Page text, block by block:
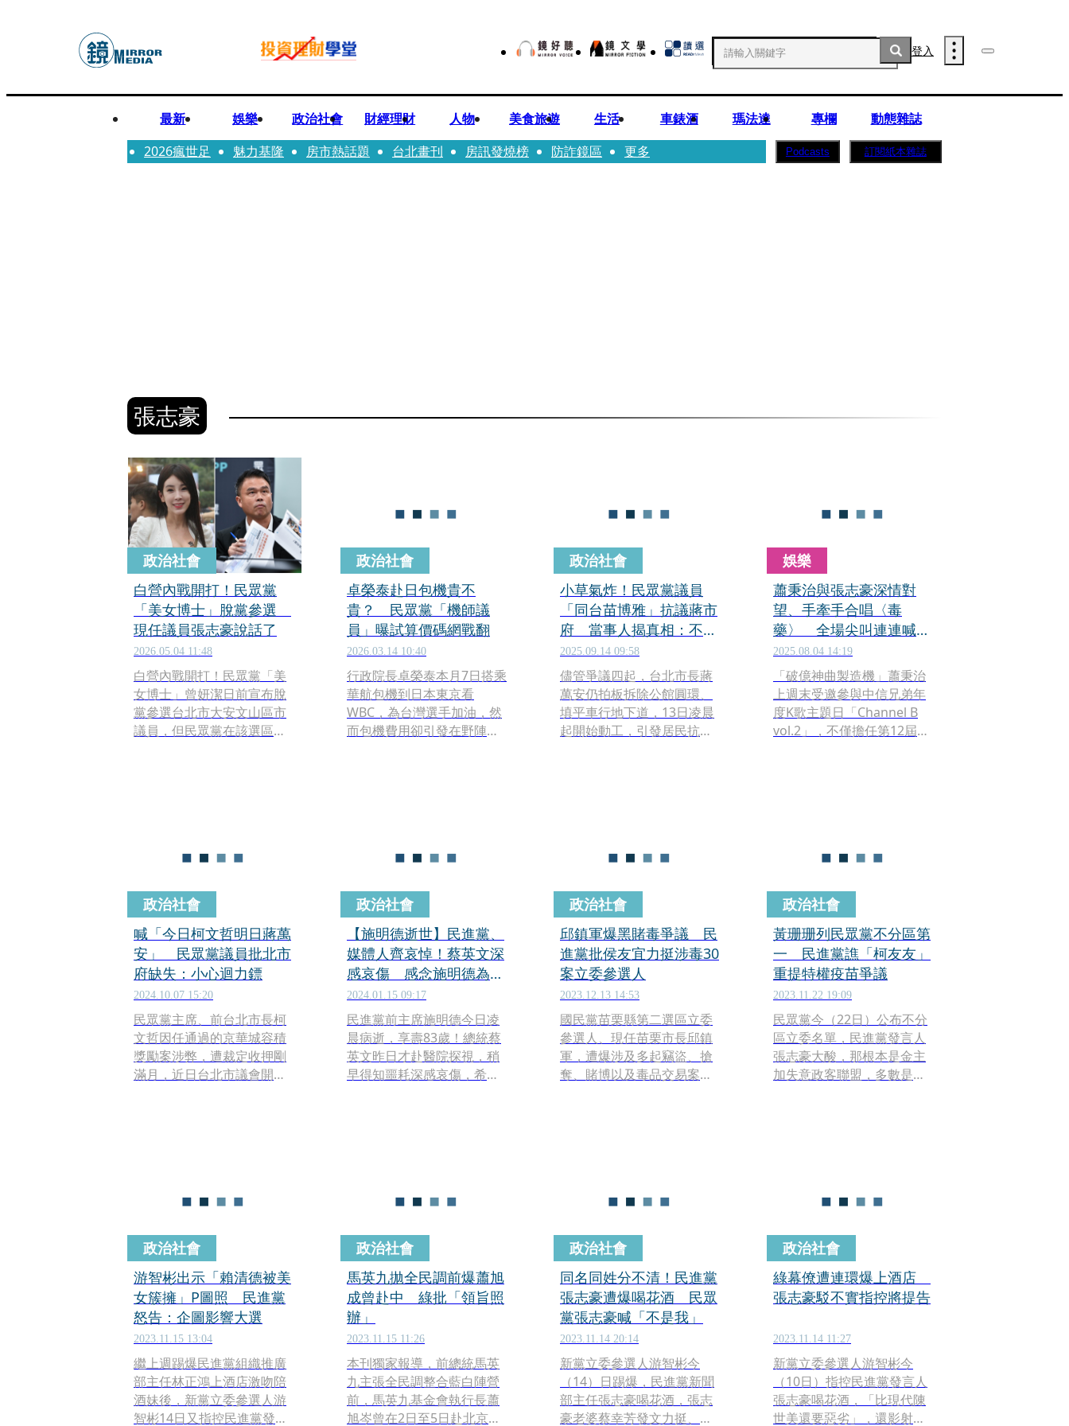
登入
最新 娛樂 政治社會 財經理財 人物 美食旅遊 生活 車錶酒 瑪法達 專欄
動態雜誌
2026瘋世足
魅力基隆 房市熱話題 台北畫刊 房訊發燒榜 防詐鏡區 更多 Podcasts 訂閱紙本雜誌
張志豪
政治社會
白營內戰開打！民眾黨
「美女博士」脫黨參選
現任議員張志豪說話了
2026.05.04 11:48
白營內戰開打！民眾黨「美
女博士」曾妍潔日前宣布脫
黨參選台北市大安文山區市
議員，但民眾黨在該選區已
區唯一提名人選。
政治社會
卓榮泰赴日包機貴不
貴？ 民眾黨「機師議
員」曝試算價碼網戰翻
2026.03.14 10:40
行政院長卓榮泰本月7日搭乘
華航包機到日本東京看
WBC，為台灣選手加油，然
而包機費用卻引發在野陣營
價錢，稱合理價錢應該要519
政治社會
小草氣炸！民眾黨議員
「同台苗博雅」抗議蔣市
府 當事人揭真相：不認
同請指教
2025.09.14 09:58
儘管爭議四起，台北市長蔣
萬安仍拍板拆除公館圓環、
填平車行地下道，13日凌晨
起開始動工，引發居民抗議
立場相左的苗博雅同台，張
娛樂
蕭秉治與張志豪深情對
望、手牽手合唱〈毒
藥〉 全場尖叫連連喊
「在一起」
2025.08.04 14:19
「破億神曲製造機」蕭秉治
上週末受邀參與中信兄弟年
度K歌主題日「Channel B
vol.2」，不僅擔任第12屆
政治社會
喊「今日柯文哲明日蔣萬
安」 民眾黨議員批北市
府缺失：小心迴力鏢
2024.10.07 15:20
民眾黨主席、前台北市長柯
文哲因任通過的京華城容積
獎勵案涉弊，遭裁定收押剛
滿月，近日台北市議會開
動回應市民期待。
政治社會
【施明德逝世】民進黨、
媒體人齊哀悼！蔡英文深
感哀傷 感念施明德為台
灣民主付出
2024.01.15 09:17
民進黨前主席施明德今日凌
晨病逝，享壽83歲！總統蔡
英文昨日才赴醫院探視，稍
早得知噩耗深感哀傷，希望
土地和家人」。
政治社會
邱鎮軍爆黑賭毒爭議 民
進黨批侯友宜力挺涉毒30
案立委參選人
2023.12.13 14:53
國民黨苗栗縣第二選區立委
參選人、現任苗栗市長邱鎮
軍，遭爆涉及多起竊盜、搶
奪、賭博以及毒品交易案的
建立在毒品交易上嗎？力挺
躲迴避嗎？
政治社會
黃珊珊列民眾黨不分區第
一 民進黨譙「柯友友」
重提特權疫苗爭議
2023.11.22 19:09
民眾黨今（22日）公布不分
區立委名單，民進黨發言人
張志豪大酸，那根本是金主
加失意政客聯盟，多數是
「特權疫苗」等種種爭議。
政治社會
游智彬出示「賴清德被美
女簇擁」P圖照 民進黨
怒告：企圖影響大選
2023.11.15 13:04
繼上週踢爆民進黨組織推廣
部主任林正鴻上酒店激吻陪
酒妹後，新黨立委參選人游
智彬14日又指控民進黨發言
政治社會
馬英九拋全民調前爆蕭旭
成曾赴中 綠批「領旨照
辦」
2023.11.15 11:26
本刊獨家報導，前總統馬英
九主張全民調整合藍白陣營
前，馬英九基金會執行長蕭
旭岑曾在2日至5日赴北京，
政治社會
同名同姓分不清！民進黨
張志豪遭爆喝花酒 民眾
黨張志豪喊「不是我」
2023.11.14 20:14
新黨立委參選人游智彬今
（14）日踢爆，民進黨新聞
部主任張志豪喝花酒，張志
豪老婆蔡幸芳發文力挺、張
政治社會
綠幕僚遭連環爆上酒店
張志豪駁不實指控將提告
2023.11.14 11:27
新黨立委參選人游智彬今
（10日）指控民進黨發言人
張志豪喝花酒，「比現代陳
世美還要惡劣」，還影射張